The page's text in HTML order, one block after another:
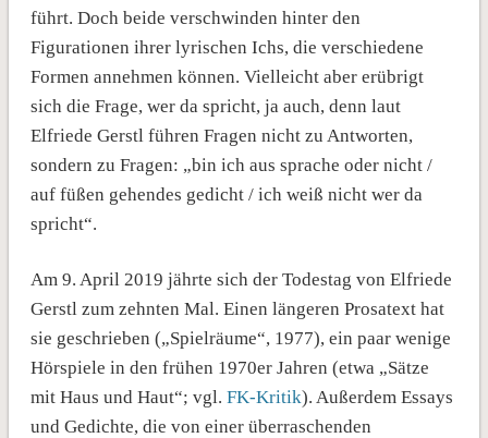
führt. Doch beide verschwinden hinter den
Figurationen ihrer lyrischen Ichs, die verschiedene
Formen annehmen können. Vielleicht aber erübrigt
sich die Frage, wer da spricht, ja auch, denn laut
Elfriede Gerstl führen Fragen nicht zu Antworten,
sondern zu Fragen: „bin ich aus sprache oder nicht /
auf füßen gehendes gedicht / ich weiß nicht wer da
spricht“.
Am 9. April 2019 jährte sich der Todestag von Elfriede
Gerstl zum zehnten Mal. Einen längeren Prosatext hat
sie geschrieben („Spielräume“, 1977), ein paar wenige
Hörspiele in den frühen 1970er Jahren (etwa „Sätze
mit Haus und Haut“; vgl. FK-Kritik). Außerdem Essays
und Gedichte, die von einer überraschenden